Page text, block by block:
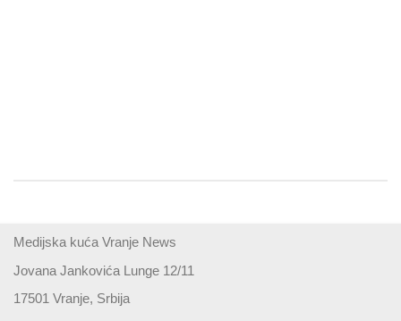
Medijska kuća Vranje News
Jovana Jankovića Lunge 12/11
17501 Vranje, Srbija